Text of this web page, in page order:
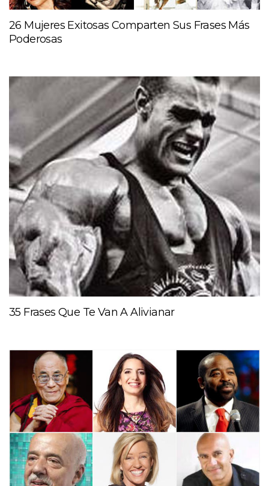
26 Mujeres Exitosas Comparten Sus Frases Más
Poderosas
35 Frases Que Te Van A Alivianar